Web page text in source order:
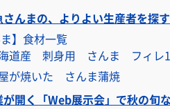
んまの、よりよい生産者を探
ま】食材一覧
道産 刺身用 さんま フィ
が焼いた さんま蒲焼
が開く「Web展示会」で秋の旬